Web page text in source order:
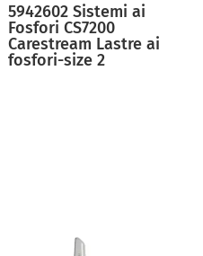
5942602 Sistemi ai
Fosfori CS7200
Carestream Lastre ai
fosfori-size 2